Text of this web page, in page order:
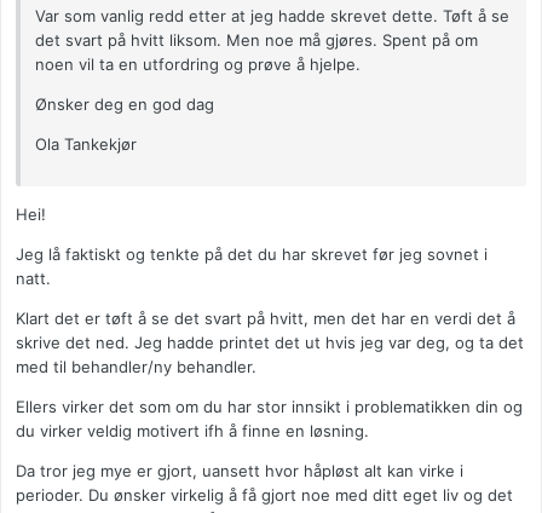
Var som vanlig redd etter at jeg hadde skrevet dette. Tøft å se
det svart på hvitt liksom. Men noe må gjøres. Spent på om
noen vil ta en utfordring og prøve å hjelpe.
Ønsker deg en god dag
Ola Tankekjør
Hei!
Jeg lå faktiskt og tenkte på det du har skrevet før jeg sovnet i
natt.
Klart det er tøft å se det svart på hvitt, men det har en verdi det å
skrive det ned. Jeg hadde printet det ut hvis jeg var deg, og ta det
med til behandler/ny behandler.
Ellers virker det som om du har stor innsikt i problematikken din og
du virker veldig motivert ifh å finne en løsning.
Da tror jeg mye er gjort, uansett hvor håpløst alt kan virke i
perioder. Du ønsker virkelig å få gjort noe med ditt eget liv og det